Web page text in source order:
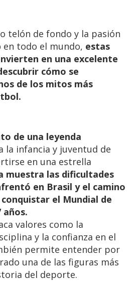
telón de fondo y la pasión
todo el mundo, estas
en una excelente
cómo se
de los mitos más
de una leyenda
la infancia y juventud de
en una estrella
muestra las dificultades
en Brasil y el camino
el Mundial de
años.
valores como la
y la confianza en el
permite entender por
una de las figuras más
del deporte.